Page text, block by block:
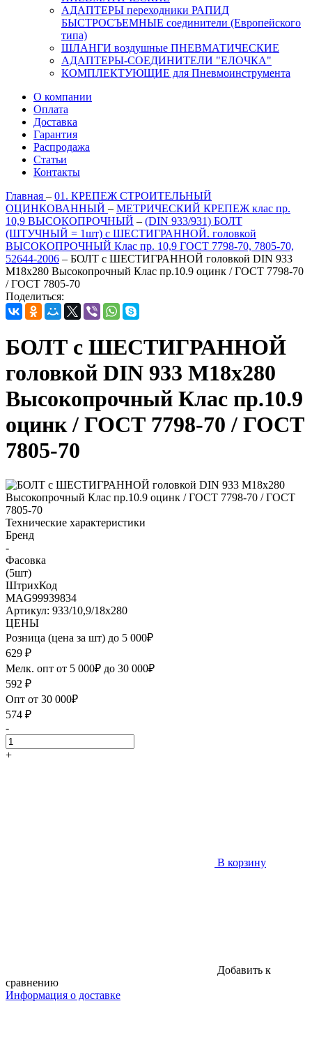
АДАПТЕРЫ переходники РАПИД
БЫСТРОСЪЕМНЫЕ соединители (Европейского
типа)
ШЛАНГИ воздушные ПНЕВМАТИЧЕСКИЕ
АДАПТЕРЫ-СОЕДИНИТЕЛИ "ЕЛОЧКА"
КОМПЛЕКТУЮЩИЕ для Пневмоинструмента
О компании
Оплата
Доставка
Гарантия
Распродажа
Статьи
Контакты
Главная – 01. КРЕПЕЖ СТРОИТЕЛЬНЫЙ
ОЦИНКОВАННЫЙ – МЕТРИЧЕСКИЙ КРЕПЕЖ клас пр.
10,9 ВЫСОКОПРОЧНЫЙ – (DIN 933/931) БОЛТ
(ШТУЧНЫЙ = 1шт) с ШЕСТИГРАННОЙ. головкой
ВЫСОКОПРОЧНЫЙ Клас пр. 10,9 ГОСТ 7798-70, 7805-70,
52644-2006 – БОЛТ с ШЕСТИГРАННОЙ головкой DIN 933
M18x280 Высокопрочный Клас пр.10.9 оцинк / ГОСТ 7798-70
/ ГОСТ 7805-70
Поделиться:
БОЛТ с ШЕСТИГРАННОЙ
головкой DIN 933 M18x280
Высокопрочный Клас пр.10.9
оцинк / ГОСТ 7798-70 / ГОСТ
7805-70
Технические характеристики
Бренд
-
Фасовка
(5шт)
ШтрихКод
MAG99939834
Артикул: 933/10,9/18х280
ЦЕНЫ
Розница (цена за шт) до 5 000₽
629 ₽
Мелк. опт от 5 000₽ до 30 000₽
592 ₽
Опт от 30 000₽
574 ₽
-
+
В корзину
Добавить к
сравнению
Информация о доставке